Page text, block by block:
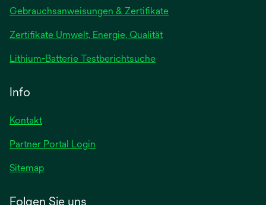
Gebrauchsanweisungen & Zertifikatewird
Zertifikate Umwelt, Energie, Qualität
Lithium-Batterie Testberichtsuchewird
Info
Kontakt
Partner Portal Login
Sitemap
Folgen Sie uns